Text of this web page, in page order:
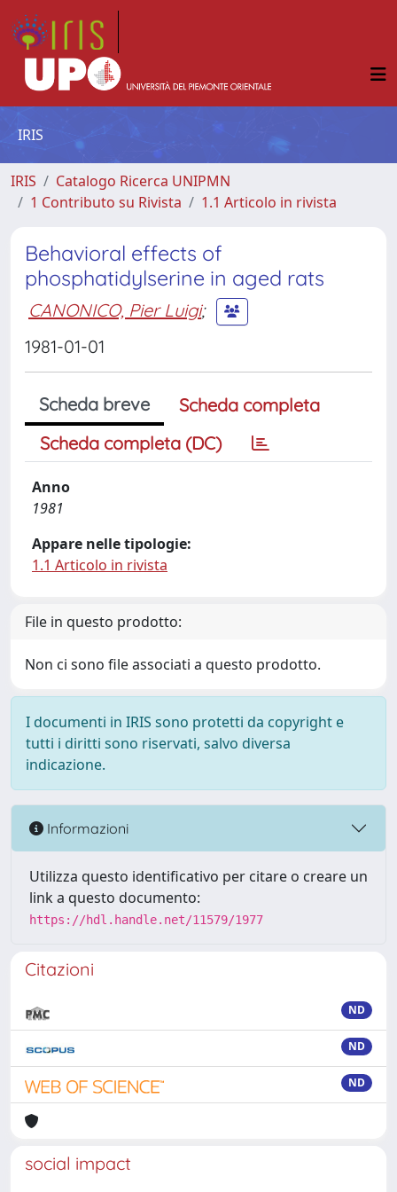
IRIS
IRIS
Catalogo Ricerca UNIPMN
1 Contributo su Rivista
1.1 Articolo in rivista
Behavioral effects of
phosphatidylserine in aged rats
CANONICO, Pier Luigi;
1981-01-01
Scheda breve
Scheda completa
Scheda completa (DC)
Anno
1981
Appare nelle tipologie:
1.1 Articolo in rivista
File in questo prodotto:
Non ci sono file associati a questo prodotto.
I documenti in IRIS sono protetti da copyright e
tutti i diritti sono riservati, salvo diversa
indicazione.
Informazioni
Utilizza questo identificativo per citare o creare un
link a questo documento:
https://hdl.handle.net/11579/1977
Citazioni
ND
ND
ND
social impact